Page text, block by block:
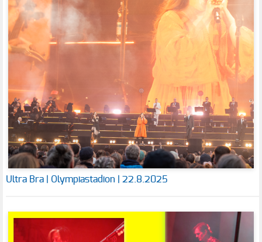
Ultra Bra | Olympiastadion | 22.8.2025